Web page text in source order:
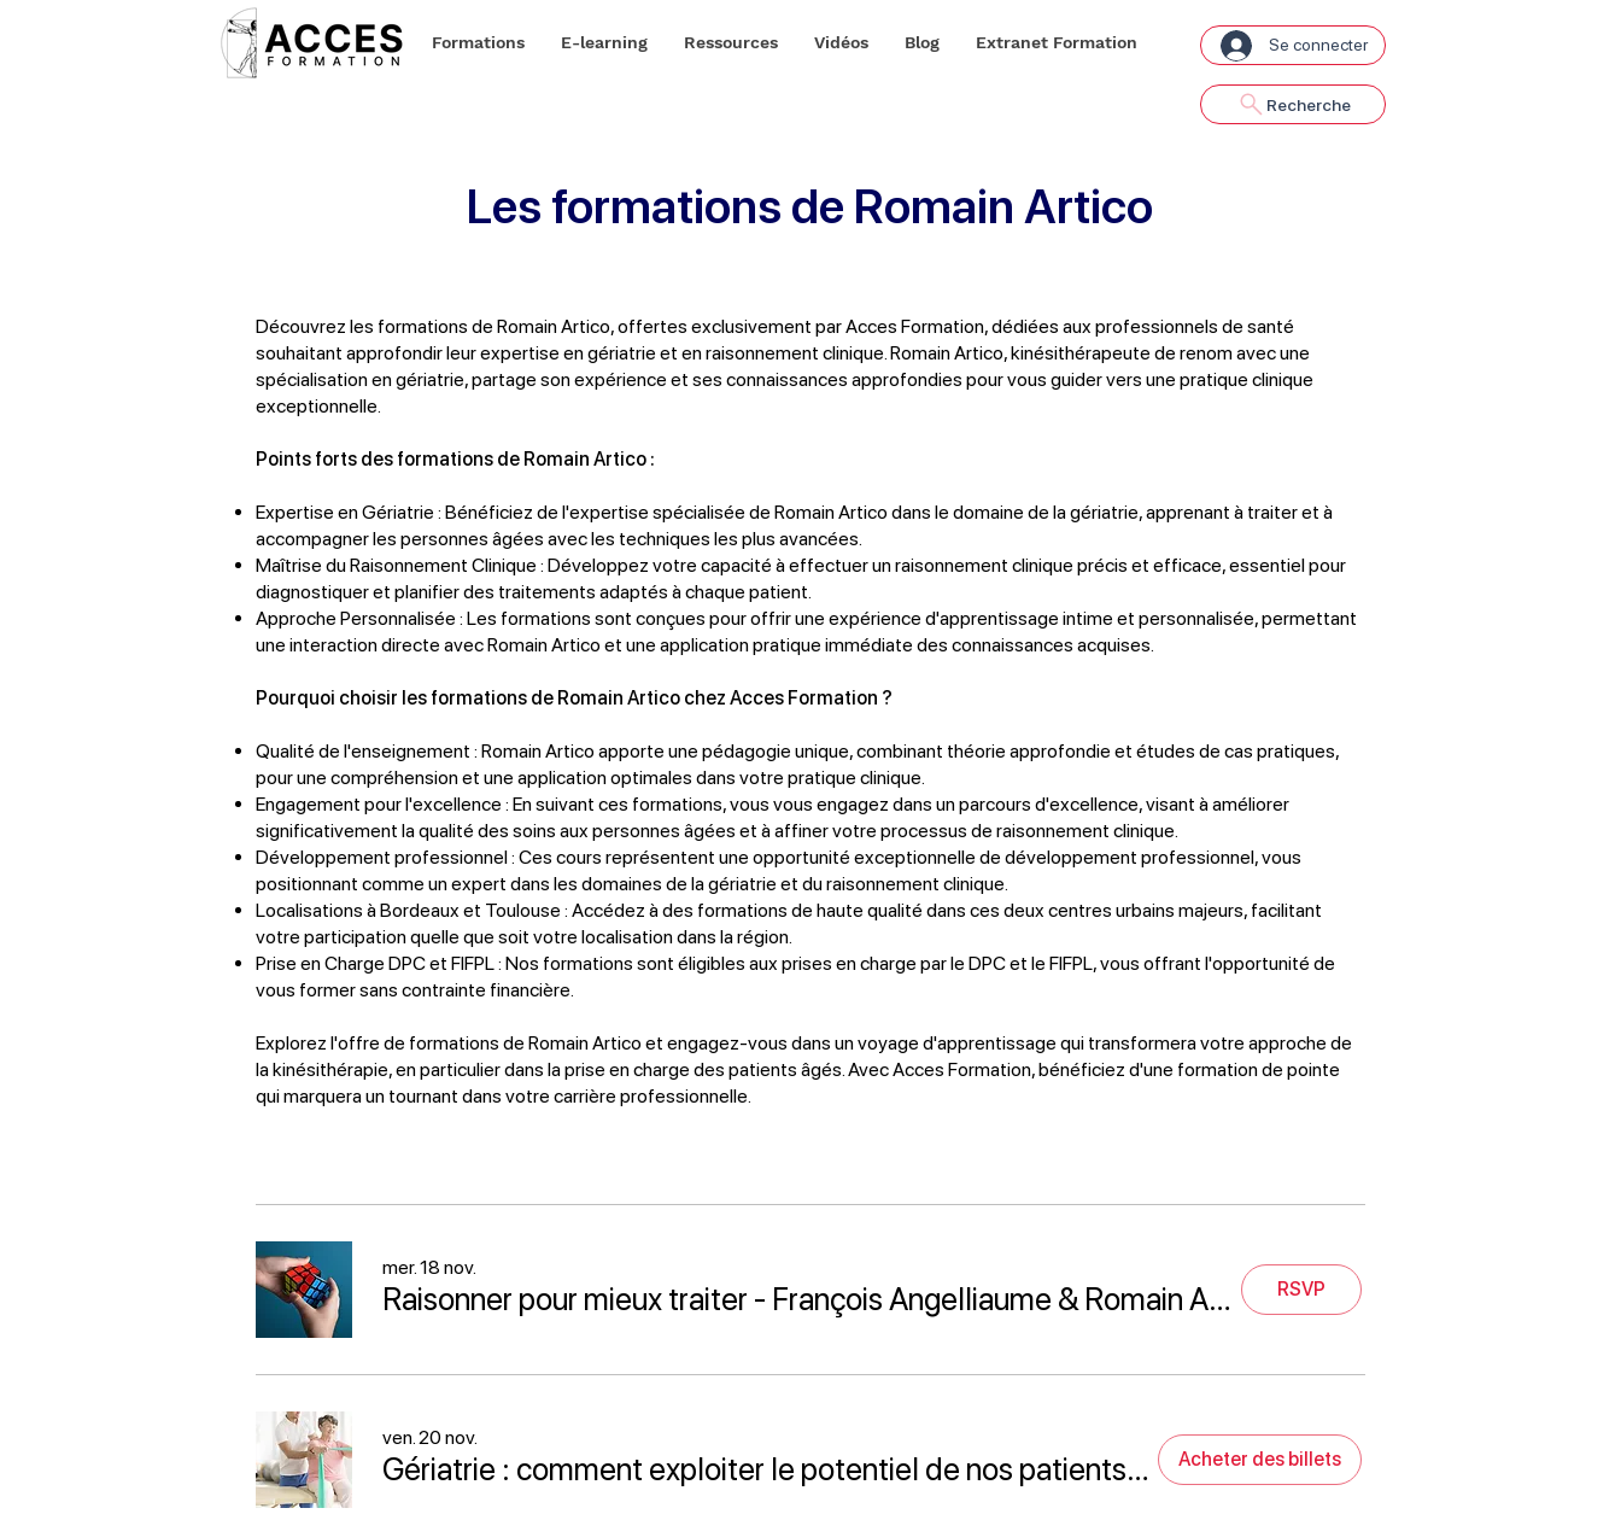
Formations E-learning Ressources Vidéos Blog Extranet Formation Se connecter
Recherche
Les formations de Romain Artico
Découvrez les formations de Romain Artico, offertes exclusivement par Acces Formation, dédiées aux professionnels de santé
souhaitant approfondir leur expertise en gériatrie et en raisonnement clinique. Romain Artico, kinésithérapeute de renom avec une
spécialisation en gériatrie, partage son expérience et ses connaissances approfondies pour vous guider vers une pratique clinique
exceptionnelle.
Points forts des formations de Romain Artico :
Expertise en Gériatrie : Bénéficiez de l'expertise spécialisée de Romain Artico dans le domaine de la gériatrie, apprenant à traiter et à
accompagner les personnes âgées avec les techniques les plus avancées.
Maîtrise du Raisonnement Clinique : Développez votre capacité à effectuer un raisonnement clinique précis et efficace, essentiel pour
diagnostiquer et planifier des traitements adaptés à chaque patient.
Approche Personnalisée : Les formations sont conçues pour offrir une expérience d'apprentissage intime et personnalisée, permettant
une interaction directe avec Romain Artico et une application pratique immédiate des connaissances acquises.
Pourquoi choisir les formations de Romain Artico chez Acces Formation ?
Qualité de l'enseignement : Romain Artico apporte une pédagogie unique, combinant théorie approfondie et études de cas pratiques,
pour une compréhension et une application optimales dans votre pratique clinique.
Engagement pour l'excellence : En suivant ces formations, vous vous engagez dans un parcours d'excellence, visant à améliorer
significativement la qualité des soins aux personnes âgées et à affiner votre processus de raisonnement clinique.
Développement professionnel : Ces cours représentent une opportunité exceptionnelle de développement professionnel, vous
positionnant comme un expert dans les domaines de la gériatrie et du raisonnement clinique.
Localisations à Bordeaux et Toulouse : Accédez à des formations de haute qualité dans ces deux centres urbains majeurs, facilitant
votre participation quelle que soit votre localisation dans la région.
Prise en Charge DPC et FIFPL : Nos formations sont éligibles aux prises en charge par le DPC et le FIFPL, vous offrant l'opportunité de
vous former sans contrainte financière.
Explorez l'offre de formations de Romain Artico et engagez-vous dans un voyage d'apprentissage qui transformera votre approche de
la kinésithérapie, en particulier dans la prise en charge des patients âgés. Avec Acces Formation, bénéficiez d'une formation de pointe
qui marquera un tournant dans votre carrière professionnelle.
mer. 18 nov.
Raisonner pour mieux traiter - François Angelliaume & Romain Artico - Bordeaux RSVP
ven. 20 nov.
Gériatrie : comment exploiter le potentiel de nos patients âgés en rééducation - Romain Artico - Bordeaux Acheter des billets